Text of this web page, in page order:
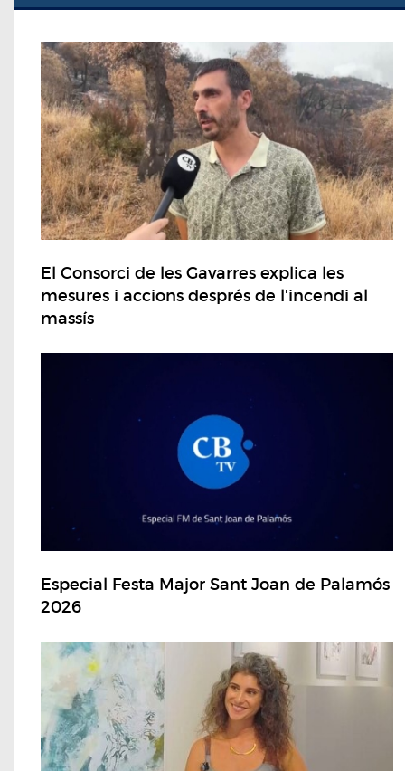
El Consorci de les Gavarres explica les
mesures i accions després de l'incendi al
massís
Especial Festa Major Sant Joan de Palamós
2026